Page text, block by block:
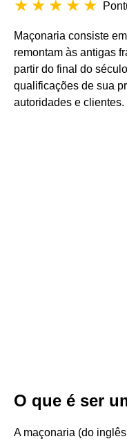
Maçonaria consiste
remontam às antigas
partir do final do
qualificações de sua
autoridades e clientes.
O que é ser
A maçonaria (do